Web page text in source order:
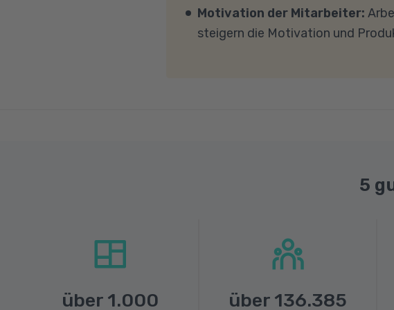
Fragen sprechen Sie uns gerne an.
Motivation der Mitarbeiter:
steigern die Motivation und
5
über 1.000 über 136.385